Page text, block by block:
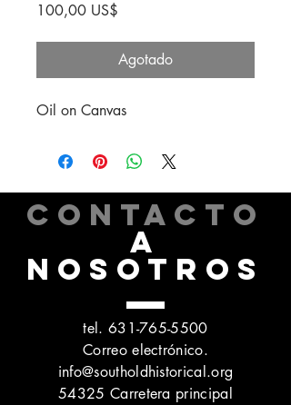
100,00 US$
Agotado
Oil on Canvas
CONTACTO
A
NOSOTROS
tel. 631-765-5500
Correo electrónico.
info@southoldhistorical.org
54325 Carretera principal